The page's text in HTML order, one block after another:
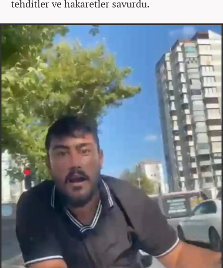
tehditler ve hakaretler savurdu.